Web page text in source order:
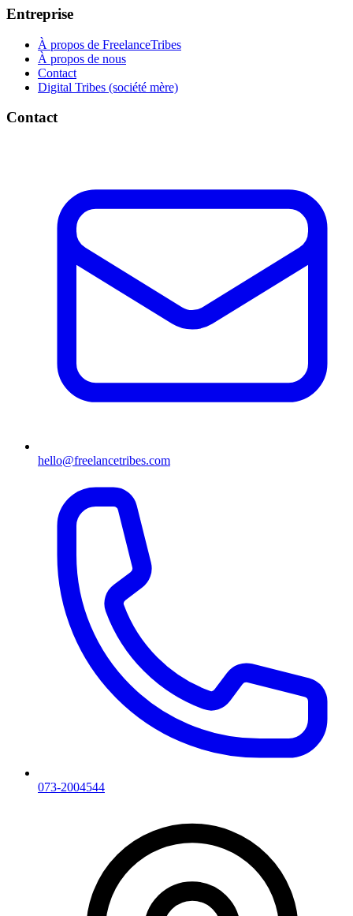
Entreprise
À propos de FreelanceTribes
À propos de nous
Contact
Digital Tribes (société mère)
Contact
hello@freelancetribes.com
073-2004544